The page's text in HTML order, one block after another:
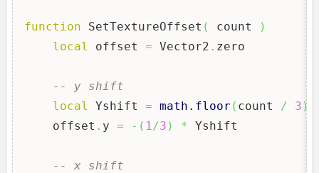
function SetTextureOffset ( count
)
local
offset = Vector2 . zero
-- y shift
local
Yshift = math.floor ( count / 3 )
    offset
. y = - ( 1 /3 ) * Yshift
-- x shift